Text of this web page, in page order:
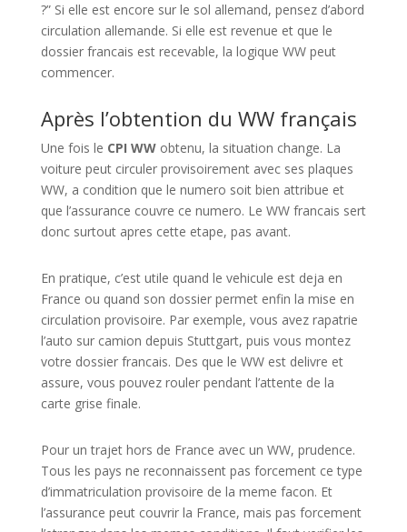
?” Si elle est encore sur le sol allemand, pensez d’abord
circulation allemande. Si elle est revenue et que le
dossier francais est recevable, la logique WW peut
commencer.
Après l’obtention du WW français
Une fois le CPI WWobtenu, la situation change. La
voiture peut circuler provisoirement avec ses plaques
WW, a condition que le numero soit bien attribue et
que l’assurance couvre ce numero. Le WW francais sert
donc surtout apres cette etape, pas avant.
En pratique, c’est utile quand le vehicule est deja en
France ou quand son dossier permet enfin la mise en
circulation provisoire. Par exemple, vous avez rapatrie
l’auto sur camion depuis Stuttgart, puis vous montez
votre dossier francais. Des que le WW est delivre et
assure, vous pouvez rouler pendant l’attente de la
carte grise finale.
Pour un trajet hors de France avec un WW, prudence.
Tous les pays ne reconnaissent pas forcement ce type
d’immatriculation provisoire de la meme facon. Et
l’assurance peut couvrir la France, mais pas forcement